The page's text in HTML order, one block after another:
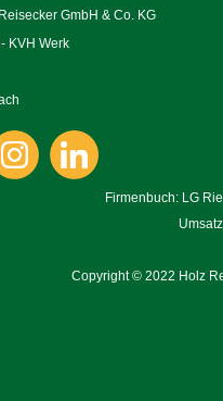
GmbH & Co. KG
KVH Werk
Firmenbuch: LG
Copyright© 2022 Holz